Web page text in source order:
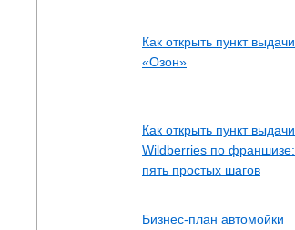
Как открыть пункт выдачи
«Озон»
Как открыть пункт выдачи
Wildberries по франшизе:
пять простых шагов
Бизнес-план автомойки